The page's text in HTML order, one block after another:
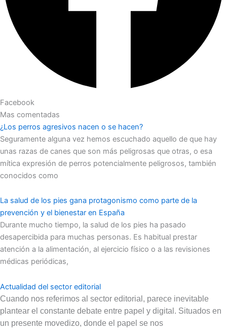
Facebook
Mas comentadas
¿Los perros agresivos nacen o se hacen?
Seguramente alguna vez hemos escuchado aquello de que hay
unas razas de canes que son más peligrosas que otras, o esa
mítica expresión de perros potencialmente peligrosos, también
conocidos como
La salud de los pies gana protagonismo como parte de la
prevención y el bienestar en España
Durante mucho tiempo, la salud de los pies ha pasado
desapercibida para muchas personas. Es habitual prestar
atención a la alimentación, al ejercicio físico o a las revisiones
médicas periódicas,
Actualidad del sector editorial
Cuando nos referimos al sector editorial, parece inevitable
plantear el constante debate entre papel y digital. Situados en
un presente movedizo, donde el papel se nos